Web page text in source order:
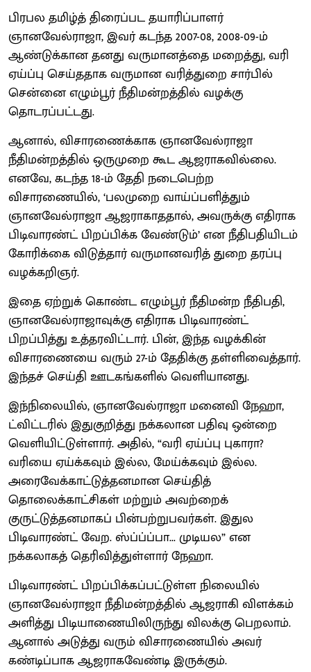
பிரபல தமிழ்த் திரைப்பட தயாரிப்பாளர்
ஞானவேல்ராஜா, இவர் கடந்த 2007-08, 2008-09-ம்
ஆண்டுக்கான தனது வருமானத்தை மறைத்து, வரி
ஏய்ப்பு செய்ததாக வருமான வரித்துறை சார்பில்
சென்னை எழும்பூர் நீதிமன்றத்தில் வழக்கு
தொடரப்பட்டது.
ஆனால், விசாரணைக்காக ஞானவேல்ராஜா
நீதிமன்றத்தில் ஒருமுறை கூட ஆஜராகவில்லை.
எனவே, கடந்த 18-ம் தேதி நடைபெற்ற
விசாரணையில், ‘பலமுறை வாய்ப்பளித்தும்
ஞானவேல்ராஜா ஆஜராகாததால், அவருக்கு எதிராக
பிடிவாரண்ட் பிறப்பிக்க வேண்டும்’ என நீதிபதியிடம்
கோரிக்கை விடுத்தார் வருமானவரித் துறை தரப்பு
வழக்கறிஞர்.
இதை ஏற்றுக் கொண்ட எழும்பூர் நீதிமன்ற நீதிபதி,
ஞானவேல்ராஜாவுக்கு எதிராக பிடிவாரண்ட்
பிறப்பித்து உத்தரவிட்டார். பின், இந்த வழக்கின்
விசாரணையை வரும் 27-ம் தேதிக்கு தள்ளிவைத்தார்.
இந்தச் செய்தி ஊடகங்களில் வெளியானது.
இந்நிலையில், ஞானவேல்ராஜா மனைவி நேஹா,
ட்விட்டரில் இதுகுறித்து நக்கலான பதிவு ஒன்றை
வெளியிட்டுள்ளார். அதில், “வரி ஏய்ப்பு புகாரா?
வரியை ஏய்க்கவும் இல்ல, மேய்க்கவும் இல்ல.
அரைவேக்காட்டுத்தனமான செய்தித்
தொலைக்காட்சிகள் மற்றும் அவற்றைக்
குருட்டுத்தனமாகப் பின்பற்றுபவர்கள். இதுல
பிடிவாரண்ட் வேற. ஸ்ப்ப்ப்பா... முடியல” என
நக்கலாகத் தெரிவித்துள்ளார் நேஹா.
பிடிவாரண்ட் பிறப்பிக்கப்பட்டுள்ள நிலையில்
ஞானவேல்ராஜா நீதிமன்றத்தில் ஆஜராகி விளக்கம்
அளித்து பிடியாணையிலிருந்து விலக்கு பெறலாம்.
ஆனால் அடுத்து வரும் விசாரணையில் அவர்
கண்டிப்பாக ஆஜராகவேண்டி இருக்கும்.